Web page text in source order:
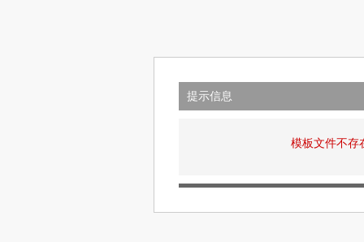
提示信息
模板文件不存